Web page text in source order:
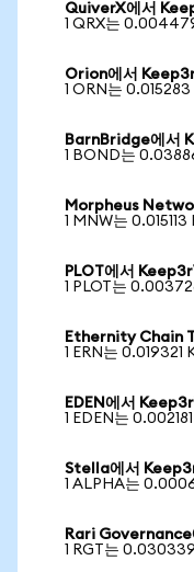
QuiverX에서
1 QRX는
Orion에서
1 ORN는
BarnBridge에서
1 BOND는
Morpheus
1 MNW는
PLOT에서
1 PLOT는
Ethernity Chain
1 ERN는 0.019321
EDEN에서
1 EDEN는
Stella에서
1 ALPHA는
Rari Governance
1 RGT는